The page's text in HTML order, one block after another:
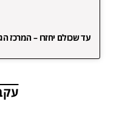
עד שכולם יחזרו – המרכז